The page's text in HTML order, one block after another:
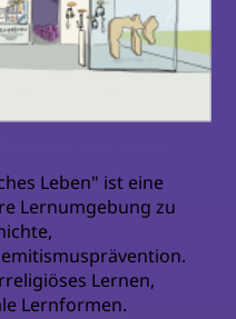
Leben" ist eine
Lernumgebung zu
Lernen,
Lernformen.